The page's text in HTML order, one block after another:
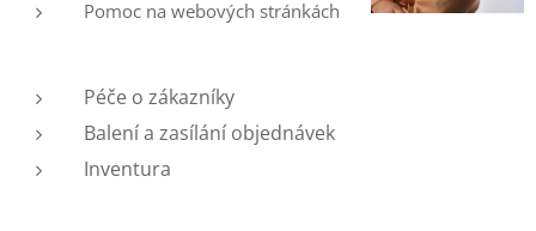
Pomoc na webových stránkách
Péče o zákazníky
Balení a zasílání objednávek
Inventura